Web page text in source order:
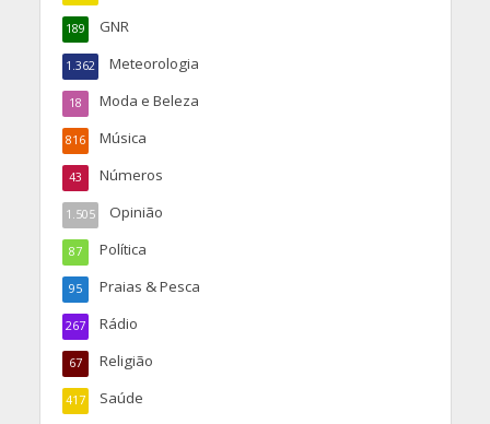
GNR
189
Meteorologia
1.362
Moda e Beleza
18
Música
816
Números
43
Opinião
1.505
Política
87
Praias & Pesca
95
Rádio
267
Religião
67
Saúde
417